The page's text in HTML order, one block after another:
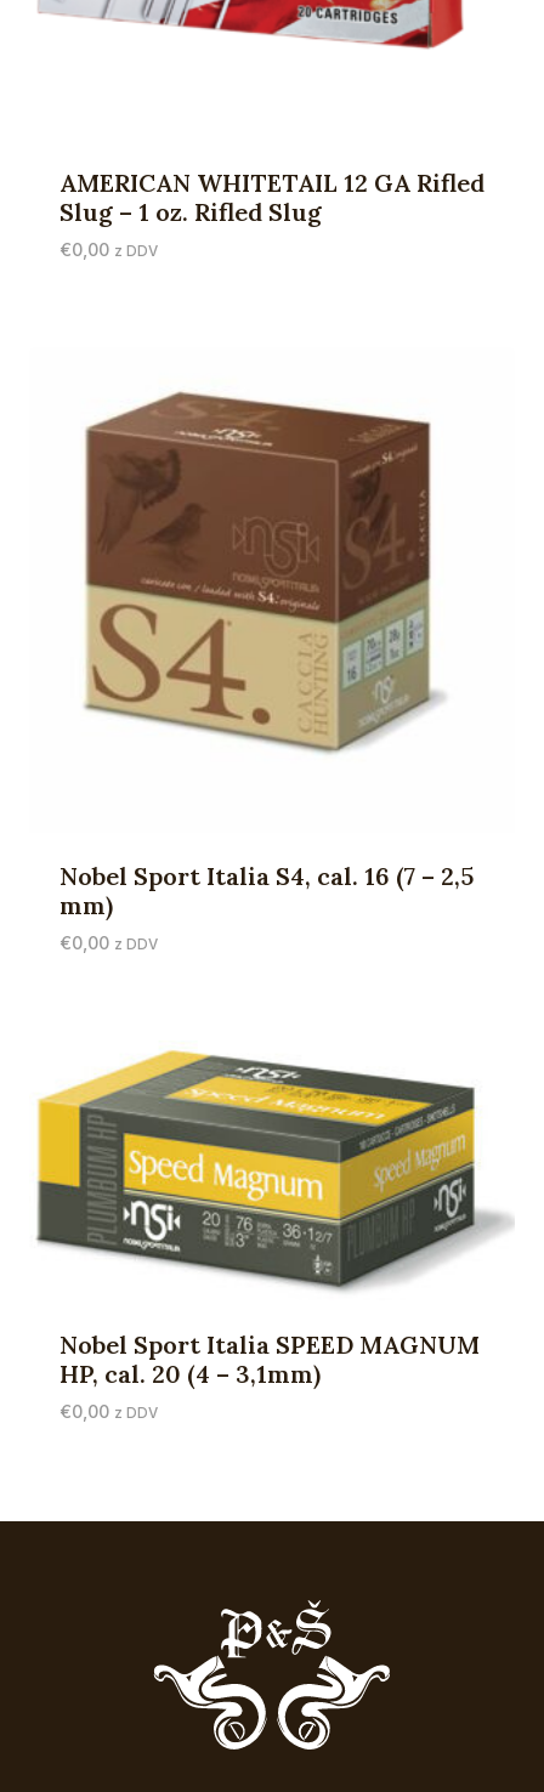
AMERICAN WHITETAIL 12 GA Rifled
Slug – 1 oz. Rifled Slug
€0,00 z DDV
Nobel Sport Italia S4, cal. 16 (7 – 2,5
mm)
€0,00 z DDV
Nobel Sport Italia SPEED MAGNUM
HP, cal. 20 (4 – 3,1mm)
€0,00 z DDV